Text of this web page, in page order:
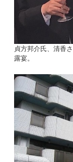
貞方邦介氏、清香
露宴。